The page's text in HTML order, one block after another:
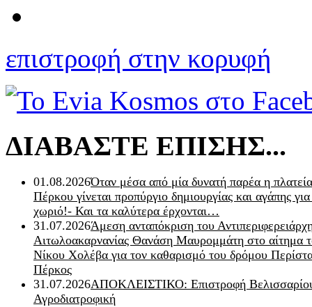
επιστροφή στην κορυφή
ΔΙΑΒΑΣΤΕ ΕΠΙΣΗΣ...
01.08.2026Όταν μέσα από μία δυνατή παρέα η
Πέρκου γίνεται προπύργιο δημιουργίας και αγάπης
χωριό!- Και τα καλύτερα έρχονται…
31.07.2026Άμεση ανταπόκριση του
Αιτωλοακαρνανίας Θανάση Μαυρομμάτη στο αίτημα
Νίκου Χολέβα για τον καθαρισμό του δρόμου
Πέρκος
31.07.2026ΑΠΟΚΛΕΙΣΤΙΚΟ: Επιστροφή
Αγροδιατροφική